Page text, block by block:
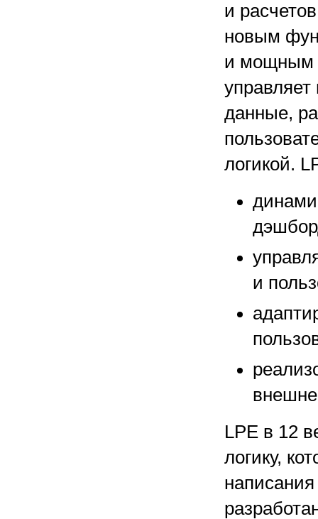
и
новым
и мощным
данные,
логикой.
и
LPE в 12
логику,